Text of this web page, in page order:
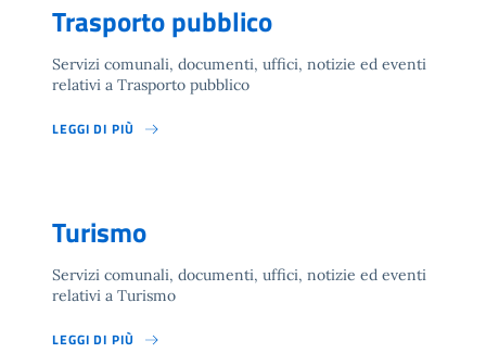
Trasporto pubblico
Servizi comunali, documenti, uffici, notizie ed eventi
relativi a Trasporto pubblico
LEGGI DI PIÙ
Turismo
Servizi comunali, documenti, uffici, notizie ed eventi
relativi a Turismo
LEGGI DI PIÙ